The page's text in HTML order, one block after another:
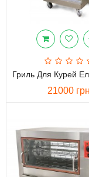
Системи
Системи
професійна хімія
Системи
Акційні товари
Порівняти
21000 грн